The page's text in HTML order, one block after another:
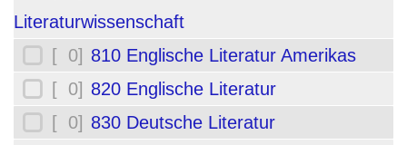
Literaturwissenschaft
[ 0] 810 Englische Literatur Amerikas
[ 0] 820 Englische Literatur
[ 0] 830 Deutsche Literatur